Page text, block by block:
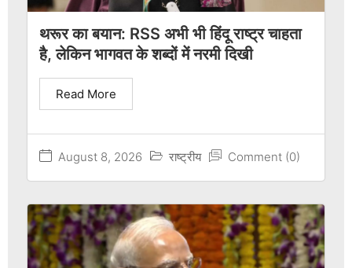
थरूर का बयान: RSS अभी भी हिंदू राष्ट्र चाहता
है, लेकिन भागवत के शब्दों में नरमी दिखी
August 8, 2026 राष्ट्रीय Comment (0)
Read More